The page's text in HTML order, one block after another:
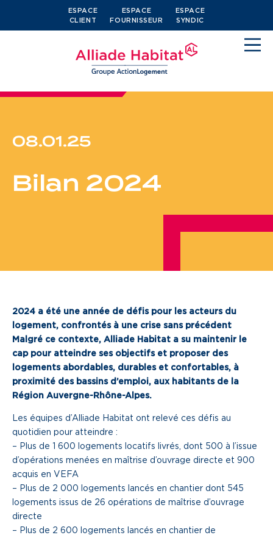
ESPACE
CLIENT
ESPACE
FOURNISSEUR
ESPACE
SYNDIC
Je cherche un logement
Devenir propriétaire
Vous êtes partenaire
Services aux territoires
Innovation
Qui sommes-nous
08.01.25
Bilan 2024
2024 a été une année de défis pour les acteurs du
logement, confrontés à une crise sans précédent
Malgré ce contexte, Alliade Habitat a su maintenir le
cap pour atteindre ses objectifs et proposer des
logements abordables, durables et confortables, à
proximité des bassins d’emploi, aux habitants de la
Région Auvergne-Rhône-Alpes.
Les équipes d’Alliade Habitat ont relevé ces défis au
quotidien pour atteindre :
– Plus de 1 600 logements locatifs livrés, dont 500 à l’issue
d’opérations menées en maîtrise d’ouvrage directe et 900
acquis en VEFA
– Plus de 2 000 logements lancés en chantier dont 545
logements issus de 26 opérations de maîtrise d’ouvrage
directe
– Plus de 2 600 logements lancés en chantier de